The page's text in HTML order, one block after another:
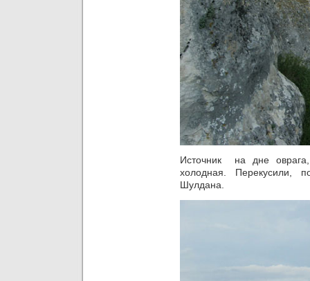
Источник на дне
холодная. Перекусили,
Шулдана.